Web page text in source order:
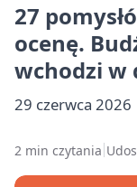
27
ocenę.
wchodzi w
29 czerwca 2026
2 min czytania